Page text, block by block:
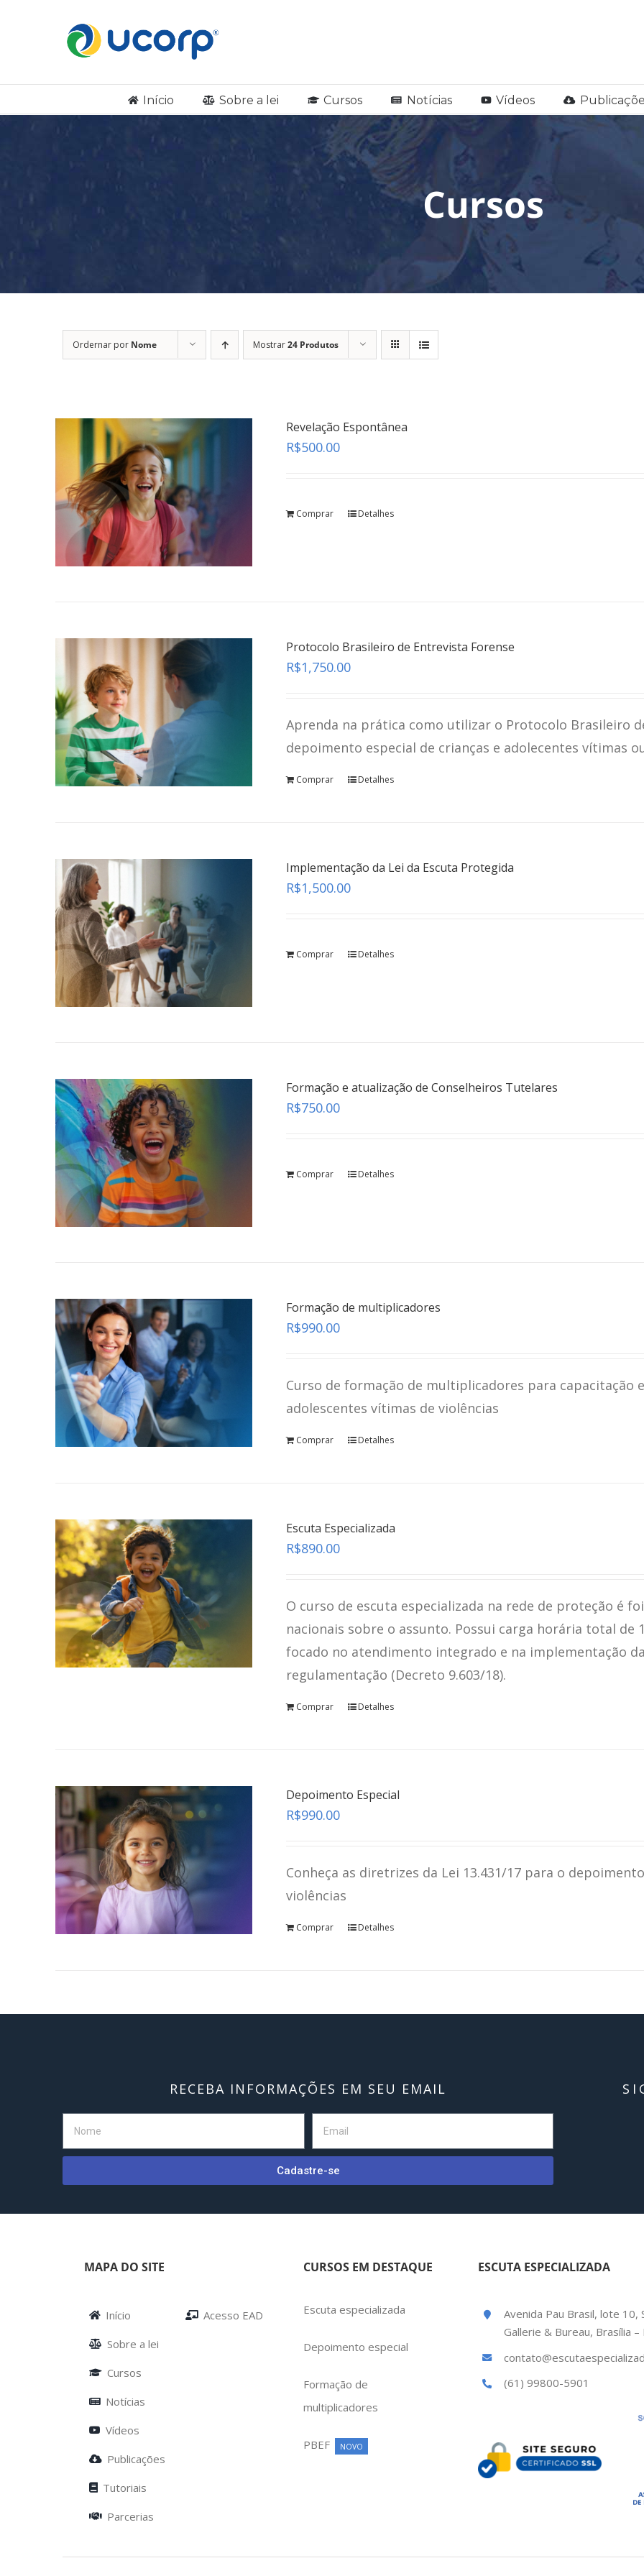
Início Sobre a lei Cursos Notícias Vídeos
Cursos
Ordernar por Nome Mostrar24 Produtos
Revelação Espontânea
R$500.00
Comprar Detalhes
Protocolo Brasileiro de Entrevista Forense
R$1,750.00
Aprenda na prática como utilizar o Protocolo Brasileiro
depoimento especial de crianças e adolecentes vítimas
Comprar Detalhes
Implementação da Lei da Escuta Protegida
R$1,500.00
Comprar Detalhes
Formação e atualização de Conselheiros Tutelares
R$750.00
Comprar Detalhes
Formação de multiplicadores
R$990.00
Curso de formação de multiplicadores para capacitação
adolescentes vítimas de violências
Comprar Detalhes
Escuta Especializada
R$890.00
O curso de escuta especializada na rede de proteção é
nacionais sobre o assunto. Possui carga horária total de
focado no atendimento integrado e na implementação da
regulamentação (Decreto 9.603/18).
Comprar Detalhes
Depoimento Especial
R$990.00
Conheça as diretrizes da Lei 13.431/17 para o
violências
Comprar Detalhes
RECEBA INFORMAÇÕES EM SEU EMAIL
Cadastre-se
MAPA DO SITE
Início
Sobre a lei
Cursos
Notícias
Vídeos
Publicações
Tutoriais
Parcerias
Acesso EAD
CURSOS EM DESTAQUE
Escuta especializada
Depoimento especial
Formação de
multiplicadores
PBEF NOVO
ESCUTA ESPECIALIZADA
Avenida Pau Brasil, lote 10,
Gallerie & Bureau, Brasília –
(61) 99800-5901